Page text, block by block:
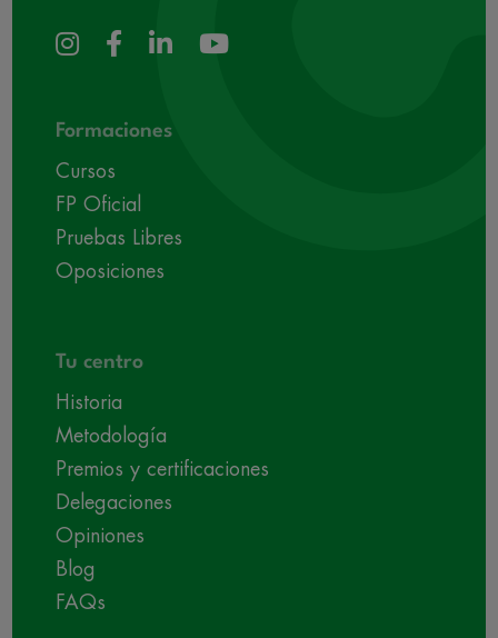
Formaciones
Cursos
FP Oficial
Pruebas Libres
Oposiciones
Tu centro
Historia
Metodología
Premios y certificaciones
Delegaciones
Opiniones
Blog
FAQs